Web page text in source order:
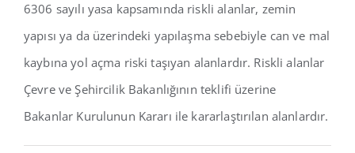
Referanslar
İletişim
6306 sayılı yasa kapsamında riskli alanlar, zemin
yapısı ya da üzerindeki yapılaşma sebebiyle can ve mal
kaybına yol açma riski taşıyan alanlardır. Riskli alanlar
Çevre ve Şehircilik Bakanlığının teklifi üzerine
Bakanlar Kurulunun Kararı ile kararlaştırılan alanlardır.